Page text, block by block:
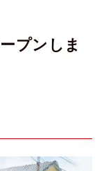
プンしま